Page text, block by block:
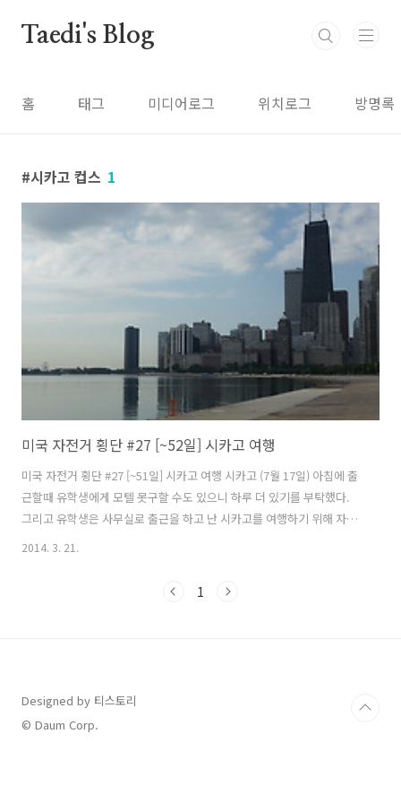
Taedi's Blog
홈 태그 미디어로그 위치로그 방명록
시카고 컵스 1
미국 자전거 횡단 #27 [~52일] 시카고 여행
미국 자전거 횡단 #27 [~51일] 시카고 여행 시카고 (7월 17일) 아침에 출
근할때 유학생에게 모텔 못구할 수도 있으니 하루 더 있기를 부탁했다.
그리고 유학생은 사무실로 출근을 하고 난 시카고를 여행하기 위해 자전
거를 타고 다운타운으로 나왔다. 시카고는 미국에서 3번째로 큰 도시이
수(Lake Michigan)의 크기는 5만 7757㎢이나 되며 남한면적의 60%에
2014. 3. 21.
1
Designed by 티스토리
© Daum Corp.